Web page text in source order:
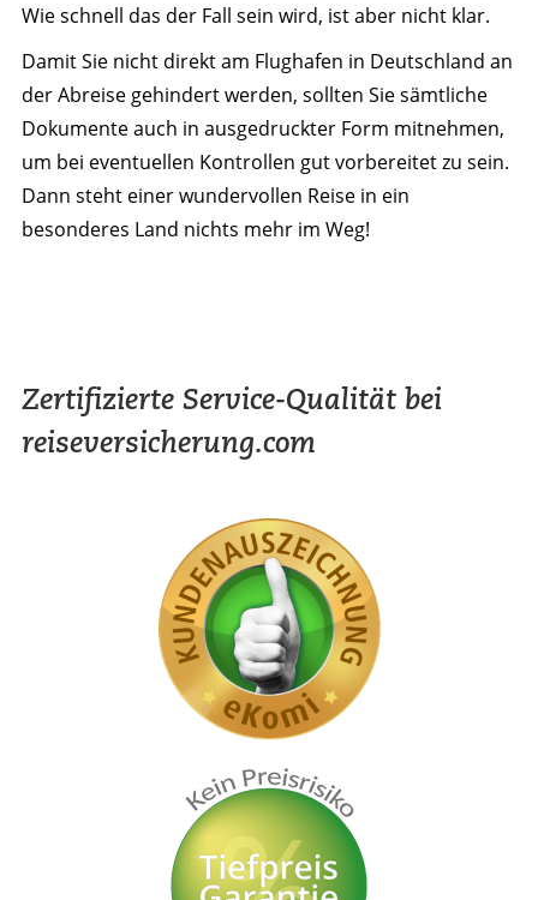
Wie schnell das der Fall sein wird, ist aber nicht klar.
Damit Sie nicht direkt am Flughafen in Deutschland an
der Abreise gehindert werden, sollten Sie sämtliche
Dokumente auch in ausgedruckter Form mitnehmen,
um bei eventuellen Kontrollen gut vorbereitet zu sein.
Dann steht einer wundervollen Reise in ein
besonderes Land nichts mehr im Weg!
Zertifizierte Service-Qualität bei
reiseversicherung.com